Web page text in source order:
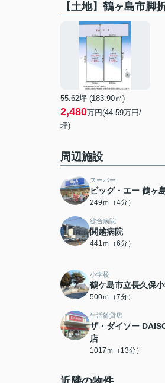
【土地】鶴ヶ島市脚
55.62坪 (183.90㎡)
2,480万円(44.59万円/
坪)
周辺施設
スーパー
ビッグ・エー 鶴ヶ
249ｍ（4分）
総合病院
関越病院
441ｍ（6分）
小学校
鶴ケ島市立長久保
500ｍ（7分）
生活雑貨店
ザ・ダイソー
店
1017ｍ（13分）